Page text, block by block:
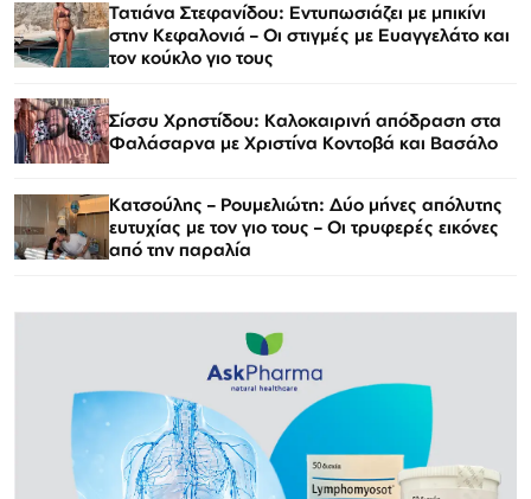
Τατιάνα Στεφανίδου: Εντυπωσιάζει με μπικίνι
στην Κεφαλονιά – Οι στιγμές με Ευαγγελάτο και
τον κούκλο γιο τους
Σίσσυ Χρηστίδου: Καλοκαιρινή απόδραση στα
Φαλάσαρνα με Χριστίνα Κοντοβά και Βασάλο
Κατσούλης – Ρουμελιώτη: Δύο μήνες απόλυτης
ευτυχίας με τον γιο τους – Οι τρυφερές εικόνες
από την παραλία